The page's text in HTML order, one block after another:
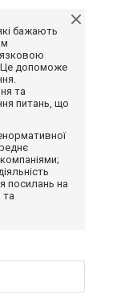
бажають
Це допоможе
та
питань, що
посилань на
та